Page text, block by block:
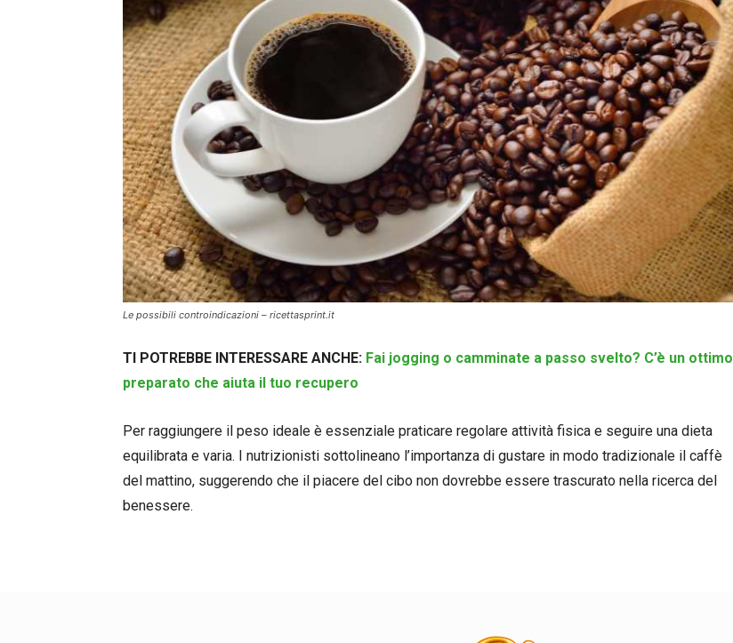
Le possibili controindicazioni – ricettasprint.it
TI POTREBBE INTERESSARE ANCHE: Fai jogging o camminate a passo svelto? C’è un ottimo
preparato che aiuta il tuo recupero
Per raggiungere il peso ideale è essenziale praticare regolare attività fisica e seguire una dieta
equilibrata e varia. I nutrizionisti sottolineano l’importanza di gustare in modo tradizionale il caffè
del mattino, suggerendo che il piacere del cibo non dovrebbe essere trascurato nella ricerca del
benessere.